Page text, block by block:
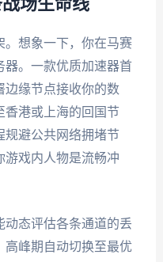
场生命线
。想象一下，你在马赛
器。一款优质加速器首
边缘节点接收你的数
香港或上海的回国节
规避公共网络拥堵节
游戏内人物是流畅冲
态评估各条通道的丢
高峰期自动切换至最优